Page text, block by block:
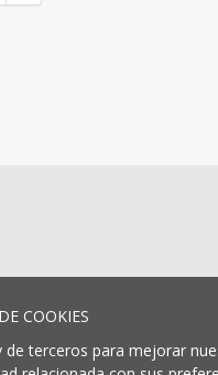
COOKIES
terceros para mejorar